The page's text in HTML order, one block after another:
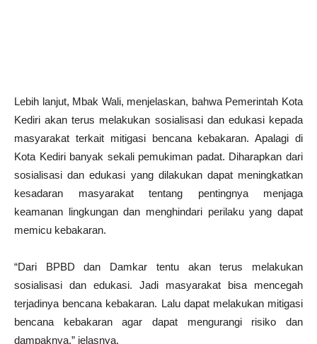
Lebih lanjut, Mbak Wali, menjelaskan, bahwa Pemerintah Kota
Kediri akan terus melakukan sosialisasi dan edukasi kepada
masyarakat terkait mitigasi bencana kebakaran. Apalagi di
Kota Kediri banyak sekali pemukiman padat. Diharapkan dari
sosialisasi dan edukasi yang dilakukan dapat meningkatkan
kesadaran masyarakat tentang pentingnya menjaga
keamanan lingkungan dan menghindari perilaku yang dapat
memicu kebakaran.
“Dari BPBD dan Damkar tentu akan terus melakukan
sosialisasi dan edukasi. Jadi masyarakat bisa mencegah
terjadinya bencana kebakaran. Lalu dapat melakukan mitigasi
bencana kebakaran agar dapat mengurangi risiko dan
dampaknya,” jelasnya.